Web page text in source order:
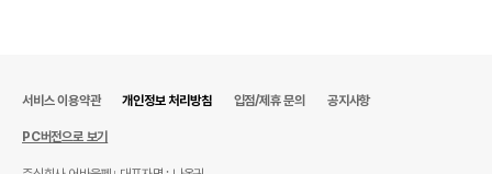
서비스 이용약관 개인정보 처리방침 입점/제휴 문의 공지사항
PC버전으로 보기